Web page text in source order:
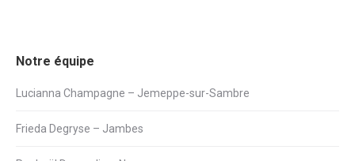
Notre équipe
Lucianna Champagne – Jemeppe-sur-Sambre
Frieda Degryse – Jambes